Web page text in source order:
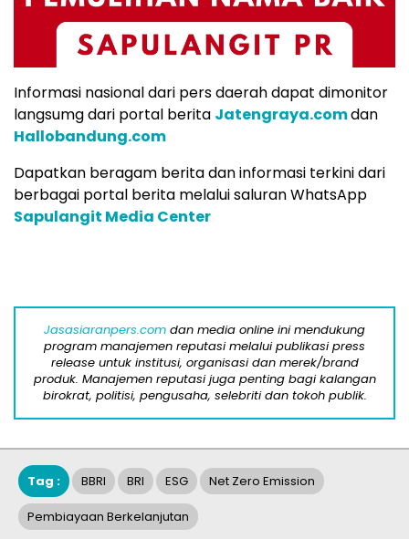
Informasi nasional dari pers daerah dapat dimonitor
langsumg dari portal berita Jatengraya.comdan
Hallobandung.com
Dapatkan beragam berita dan informasi terkini dari
berbagai portal berita melalui saluran WhatsApp
Sapulangit Media Center
Jasasiaranpers.com dan media online ini mendukung
program manajemen reputasi melalui publikasi press
release untuk institusi, organisasi dan merek/brand
produk. Manajemen reputasi juga penting bagi kalangan
birokrat, politisi, pengusaha, selebriti dan tokoh publik.
Tag : BBRI BRI ESG Net Zero Emission
Pembiayaan Berkelanjutan